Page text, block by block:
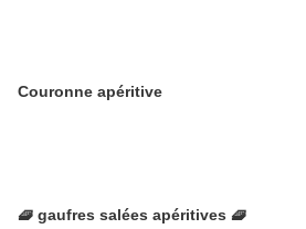
Couronne apéritive
🧇 gaufres salées apéritives 🧇